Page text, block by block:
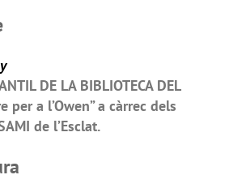
DE LA BIBLIOTECA DEL
per a l’Owen” a càrrec dels
de l’Esclat.